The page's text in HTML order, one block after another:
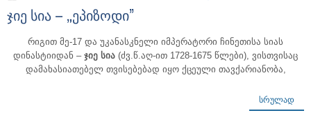
ჯიე სია – „ეპიზოდი”
რიგით მე-17 და უკანასკნელი იმპერატორი ჩინეთისა სიას
დინასტიიდან – ჯიე სია (ძვ.წ.აღ-ით 1728-1675 წლები), ვისთვისაც
დამახასიათებელ თვისებებად იყო ქცეული თავქარიანობა,
ᲡᲠᲣᲚᲐᲓ